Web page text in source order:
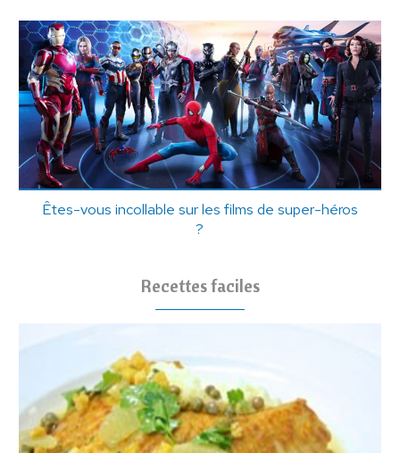
Êtes-vous incollable sur les films de super-héros
?
Recettes faciles